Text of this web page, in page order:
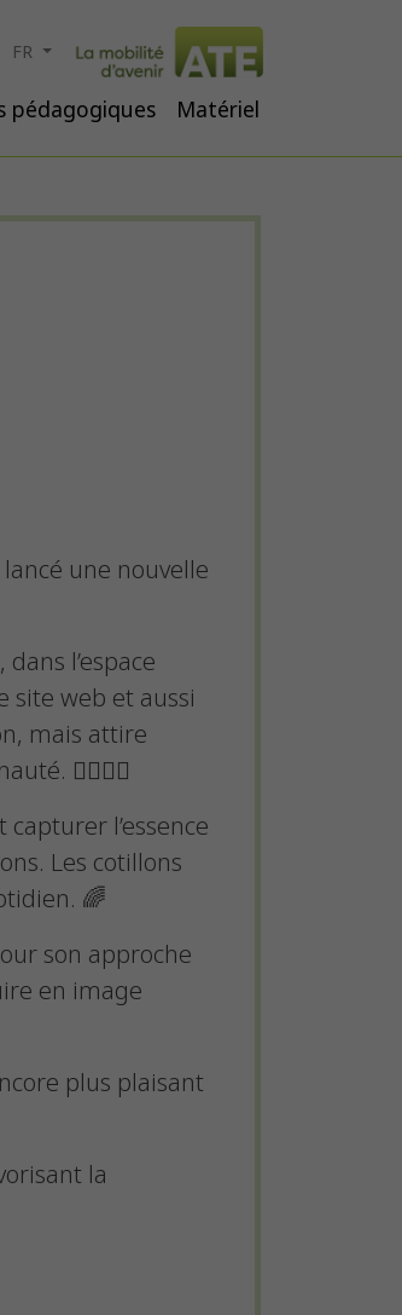
FR
pédagogiques Matériel
une nouvelle
l’espace
site web et aussi
mais attire
🚶‍♀️🚶‍♂️
l’essence
Les cotillons
🌈
son approche
en image
plus plaisant
la